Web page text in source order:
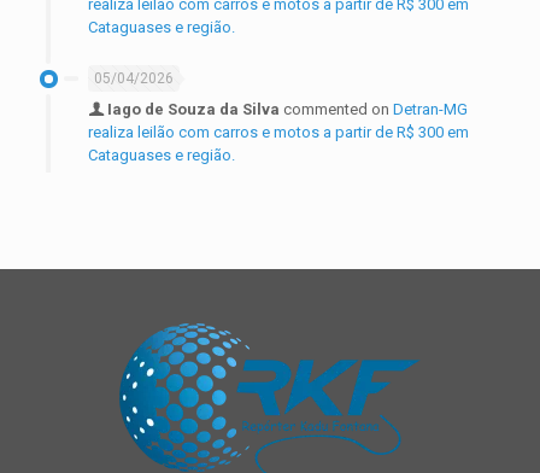
realiza leilão com carros e motos a partir de R$ 300 em
Cataguases e região.
05/04/2026
Iago de Souza da Silva commented on Detran-MG
realiza leilão com carros e motos a partir de R$ 300 em
Cataguases e região.